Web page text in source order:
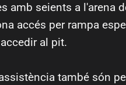
amb seients a l'arena
accés per rampa
al pit.
també són